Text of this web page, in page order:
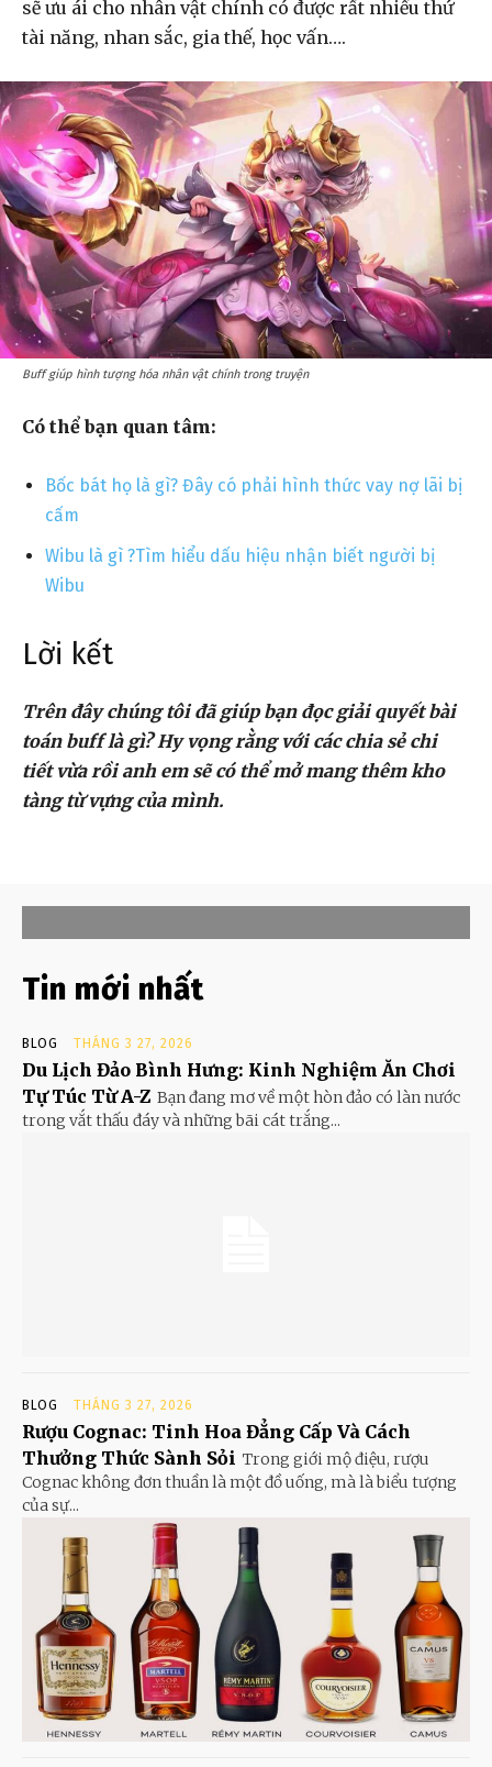
sẽ ưu ái cho nhân vật chính có được rất nhiều thứ
tài năng, nhan sắc, gia thế, học vấn….
Buff giúp hình tượng hóa nhân vật chính trong truyện
Có thể bạn quan tâm:
Bốc bát họ là gì? Đây có phải hình thức vay nợ lãi bị
cấm
Wibu là gì ?Tìm hiểu dấu hiệu nhận biết người bị
Wibu
Lời kết
Trên đây chúng tôi đã giúp bạn đọc giải quyết bài
toán buff là gì? Hy vọng rằng với các chia sẻ chi
tiết vừa rồi anh em sẽ có thể mở mang thêm kho
tàng từ vựng của mình.
Tin mới nhất
BLOG THÁNG 3 27, 2026
Du Lịch Đảo Bình Hưng: Kinh Nghiệm Ăn Chơi
Tự Túc Từ A-Z Bạn đang mơ về một hòn đảo có làn nước
trong vắt thấu đáy và những bãi cát trắng...
BLOG THÁNG 3 27, 2026
Rượu Cognac: Tinh Hoa Đẳng Cấp Và Cách
Thưởng Thức Sành Sỏi Trong giới mộ điệu, rượu
Cognac không đơn thuần là một đồ uống, mà là biểu tượng
của sự...